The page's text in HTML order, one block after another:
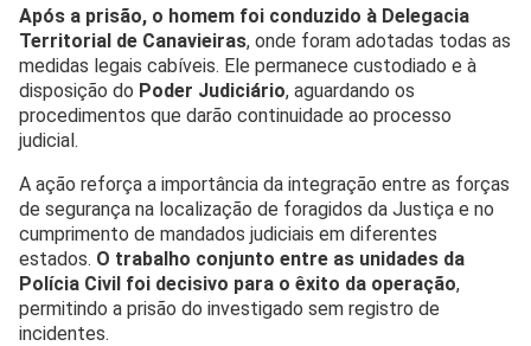
Após a prisão, o homem foi conduzido à Delegacia
Territorial de Canavieiras, onde foram adotadas todas as
medidas legais cabíveis. Ele permanece custodiado e à
disposição do Poder Judiciário, aguardando os
procedimentos que darão continuidade ao processo
judicial.
A ação reforça a importância da integração entre as forças
de segurança na localização de foragidos da Justiça e no
cumprimento de mandados judiciais em diferentes
estados. O trabalho conjunto entre as unidades da
Polícia Civil foi decisivo para o êxito da operação,
permitindo a prisão do investigado sem registro de
incidentes.